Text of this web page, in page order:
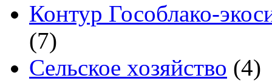
Контур Гособлако-
(7)
Сельское хозяйство (4)